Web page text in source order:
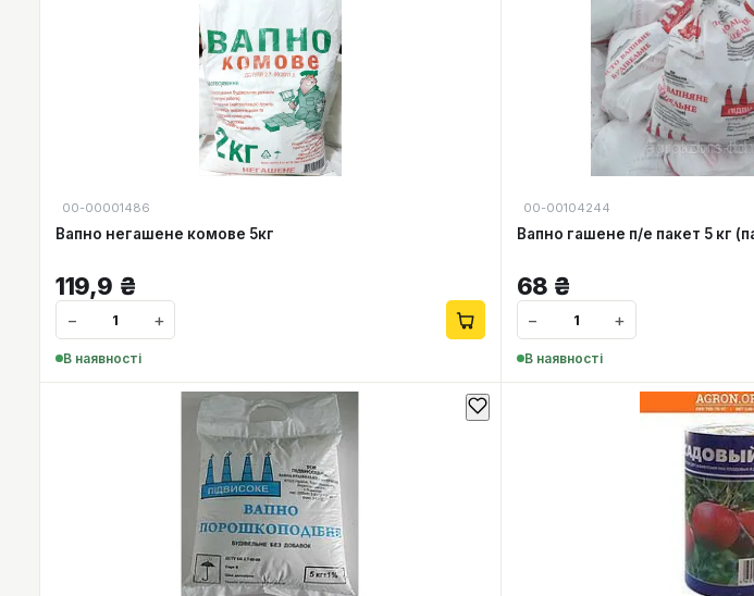
00-00001486
Вапно негашене комове 5кг
119,9 ₴
− +
В наявності
00-00104244
Вапно гашене п/е пакет 5 кг
68 ₴
− +
В наявності